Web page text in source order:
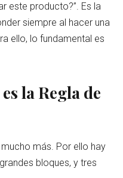
este producto?”. Es la
siempre al hacer una
ello, lo fundamental es
la Regla de
más. Por ello hay
bloques, y tres